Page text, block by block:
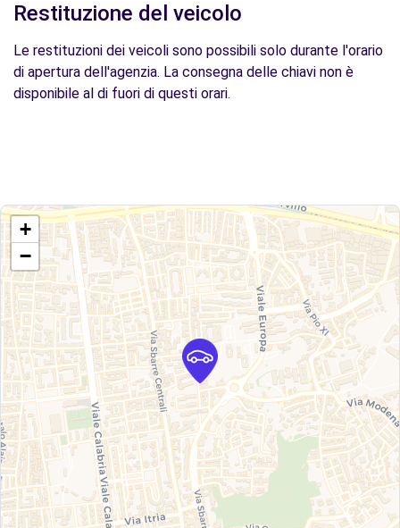
Restituzione del veicolo
Le restituzioni dei veicoli sono possibili solo durante l'orario
di apertura dell'agenzia. La consegna delle chiavi non è
disponibile al di fuori di questi orari.
+
−